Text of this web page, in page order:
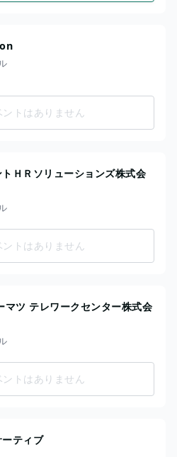
トはありません
ＨＲソリューションズ株式会
トはありません
マツ テレワークセンター株式会
トはありません
ティブ